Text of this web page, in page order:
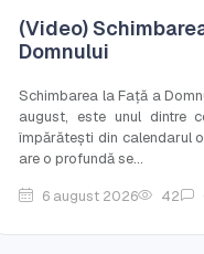
(Video)
Domnului
Schimbarea la Față a
august, este unul dintre
împărătești din calendarul
are o profundă se...
6 august 2026
42